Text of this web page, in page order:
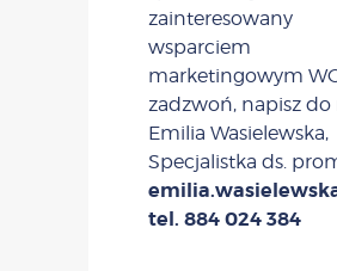
zainteresowany
wsparciem
marketingowym
zadzwoń, napisz do
Emilia Wasielewska,
Specjalistka ds.
tel. 884 024 384